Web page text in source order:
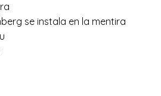
se instala en la mentira